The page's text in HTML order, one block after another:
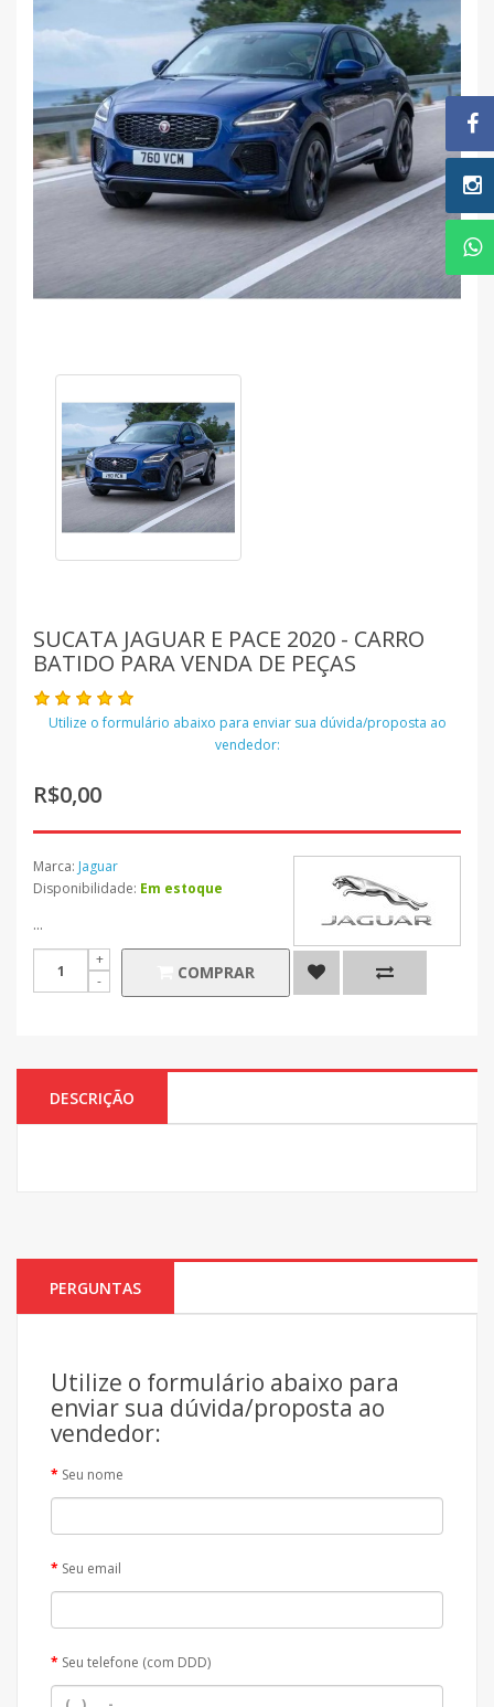
SUCATA JAGUAR E PACE 2020 - CARRO
BATIDO PARA VENDA DE PEÇAS
Utilize o formulário abaixo para enviar sua dúvida/proposta ao
vendedor:
R$0,00
Marca: Jaguar
Disponibilidade: Em estoque
...
COMPRAR
DESCRIÇÃO
PERGUNTAS
Utilize o formulário abaixo para
enviar sua dúvida/proposta ao
vendedor:
Seu nome
Seu email
Seu telefone (com DDD)